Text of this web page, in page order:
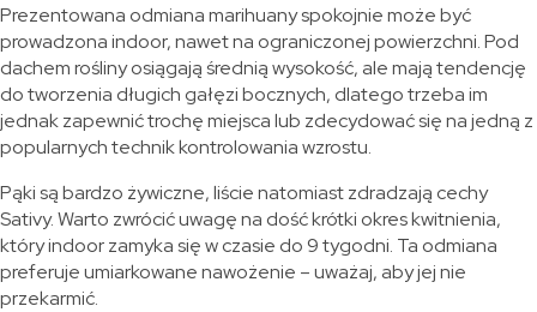
Prezentowana odmiana marihuany spokojnie może być
prowadzona indoor, nawet na ograniczonej powierzchni. Pod
dachem rośliny osiągają średnią wysokość, ale mają tendencję
do tworzenia długich gałęzi bocznych, dlatego trzeba im
jednak zapewnić trochę miejsca lub zdecydować się na jedną z
popularnych technik kontrolowania wzrostu.
Pąki są bardzo żywiczne, liście natomiast zdradzają cechy
Sativy. Warto zwrócić uwagę na dość krótki okres kwitnienia,
który indoor zamyka się w czasie do 9 tygodni. Ta odmiana
preferuje umiarkowane nawożenie – uważaj, aby jej nie
przekarmić.